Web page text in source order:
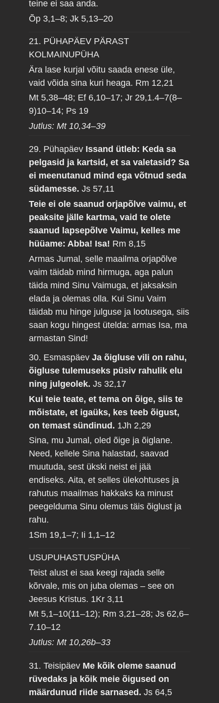
teine ei saa anda.
Õp 3,1–8; Jk 5,13–20
21. PÜHAPÄEV PÄRAST
KOLMAINUPÜHA
Ära lase kurjal võitu saada enese üle,
vaid võida sina kuri heaga. Rm 12,21
Mt 5,38–48; Ef 6,10–17; Jr 29,1.4–7(8–
9)10–14; Ps 19
Jutlus: Mt 10,34–39
29. Pühapäev Issand ütleb: Keda sa
pelgasid ja kartsid, et sa valetasid? Sa
ei meenutanud mind ega võtnud seda
südamesse.Js 57,11
Teie ei ole saanud orjapõlve vaimu, et
peaksite jälle kartma, vaid te olete
saanud lapsepõlve Vaimu, kelles me
hüüame: Abba! Isa! Rm 8,15
Armas Jumal, selle maailma orjapõlve
vaim täidab mind hirmuga, aga palun
täida mind Sinu Vaimuga, et jaksaksin
elada ja olemas olla. Kui Sinu Vaim
täidab mu hinge julguse ja lootusega, siis
saan kogu hingest ütelda: armas Isa, ma
armastan Sind!
30. EsmaspäevJa õigluse vili on rahu,
õigluse tulemuseks püsiv rahulik elu
ning julgeolek.Js 32,17
Kui teie teate, et tema on õige, siis te
mõistate, et igaüks, kes teeb õigust,
on temast sündinud. 1Jh 2,29
Sina, mu Jumal, oled õige ja õiglane.
Need, kellele Sina halastad, saavad
muutuda, sest ükski neist ei jää
endiseks. Aita, et selles ülekohtuses ja
rahutus maailmas hakkaks ka minust
peegelduma Sinu olemus täis õiglust ja
rahu.
1Sm 19,1–7; Ii 1,1–12
USUPUHASTUSPÜHA
Teist alust ei saa keegi rajada selle
kõrvale, mis on juba olemas – see on
Jeesus Kristus. 1Kr 3,11
Mt 5,1–10(11–12); Rm 3,21–28; Js 62,6–
7.10–12
Jutlus: Mt 10,26b–33
31. Teisipäev Me kõik oleme saanud
rüvedaks ja kõik meie õigused on
määrdunud riide sarnased.Js 64,5